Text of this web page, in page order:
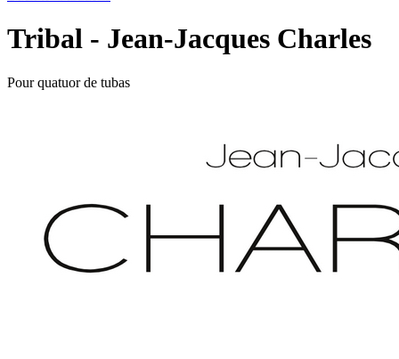
Tribal - Jean-Jacques Charles
Pour quatuor de tubas